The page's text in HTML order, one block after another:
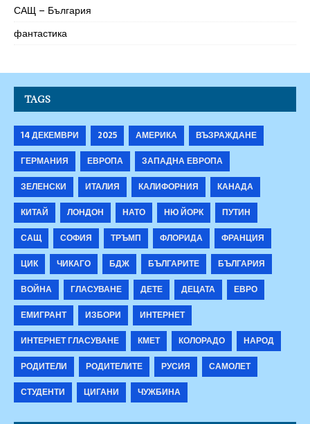
САЩ – България
фантастика
TAGS
14 ДЕКЕМВРИ 2025 АМЕРИКА
ВЪЗРАЖДАНЕ
ГЕРМАНИЯ
ЕВРОПА
ЗАПАДНА ЕВРОПА
ЗЕЛЕНСКИ
ИТАЛИЯ КАЛИФОРНИЯ
КАНАДА
КИТАЙ
ЛОНДОН НАТО НЮ ЙОРК
ПУТИН
САЩ
СОФИЯ ТРЪМП ФЛОРИДА
ФРАНЦИЯ
ЦИК
ЧИКАГО БДЖ БЪЛГАРИТЕ
БЪЛГАРИЯ
ВОЙНА
ГЛАСУВАНЕ ДЕТЕ ДЕЦАТА
ЕВРО
ЕМИГРАНТ
ИЗБОРИ
ИНТЕРНЕТ
ИНТЕРНЕТ ГЛАСУВАНЕ
КМЕТ КОЛОРАДО
НАРОД
РОДИТЕЛИ
РОДИТЕЛИТЕ РУСИЯ
САМОЛЕТ
СТУДЕНТИ
ЦИГАНИ ЧУЖБИНА